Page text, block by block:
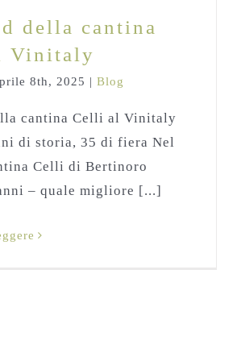
della cantina
Vinitaly
8th, 2025 | Blog
cantina Celli al Vinitaly
di storia, 35 di fiera Nel
Celli di Bertinoro
– quale migliore [...]